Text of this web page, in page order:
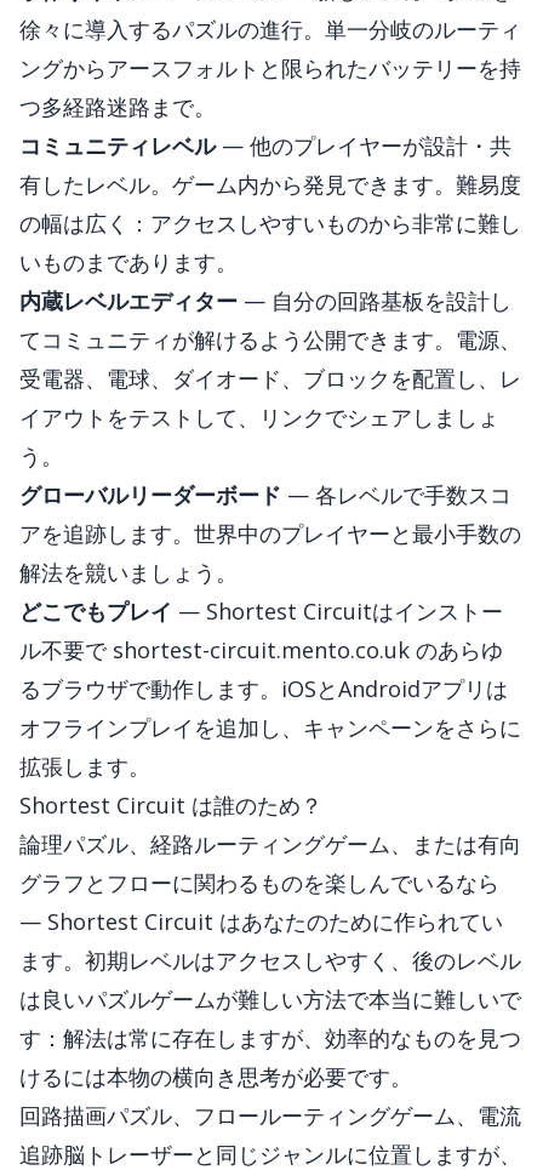
徐々に導入するパズルの進行。単一分岐のルーティ
ングからアースフォルトと限られたバッテリーを持
つ多経路迷路まで。
コミュニティレベル— 他のプレイヤーが設計・共
有したレベル。ゲーム内から発見できます。難易度
の幅は広く：アクセスしやすいものから非常に難し
いものまであります。
内蔵レベルエディター — 自分の回路基板を設計し
てコミュニティが解けるよう公開できます。電源、
受電器、電球、ダイオード、ブロックを配置し、レ
イアウトをテストして、リンクでシェアしましょ
う。
グローバルリーダーボード — 各レベルで手数スコ
アを追跡します。世界中のプレイヤーと最小手数の
解法を競いましょう。
どこでもプレイ — Shortest Circuitはインストー
ル不要で shortest-circuit.mento.co.uk のあらゆ
るブラウザで動作します。iOSとAndroidアプリは
オフラインプレイを追加し、キャンペーンをさらに
拡張します。
Shortest Circuit は誰のため？
論理パズル、経路ルーティングゲーム、または有向
グラフとフローに関わるものを楽しんでいるなら
— Shortest Circuit はあなたのために作られてい
ます。初期レベルはアクセスしやすく、後のレベル
は良いパズルゲームが難しい方法で本当に難しいで
す：解法は常に存在しますが、効率的なものを見つ
けるには本物の横向き思考が必要です。
回路描画パズル、フロールーティングゲーム、電流
追跡脳トレーザーと同じジャンルに位置しますが、